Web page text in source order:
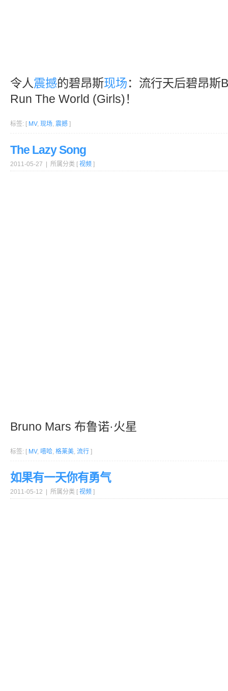
令人震撼的碧昂斯现场：流行天后碧昂斯
Run The World (Girls)！
标签: [ MV, 现场, 震撼 ]
The Lazy Song
2011-05-27 | 所属分类 [ 视频 ]
Bruno Mars 布鲁诺·火星
标签: [ MV, 嘻哈, 格莱美, 流行 ]
如果有一天你有勇气
2011-05-12 | 所属分类 [ 视频 ]